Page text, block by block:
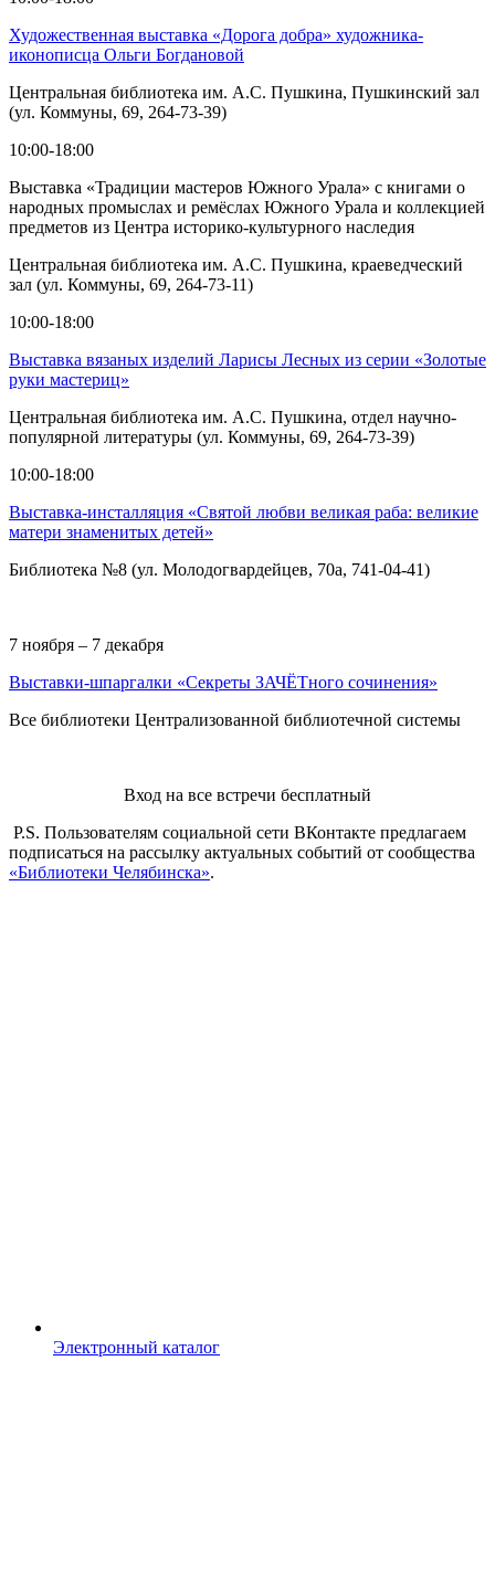
Художественная выставка «Дорога добра» художника-
иконописца Ольги Богдановой
Центральная библиотека им. А.С. Пушкина, Пушкинский зал
(ул. Коммуны, 69, 264-73-39)
10:00-18:00
Выставка «Традиции мастеров Южного Урала» с книгами о
народных промыслах и ремёслах Южного Урала и коллекцией
предметов из Центра историко-культурного наследия
Центральная библиотека им. А.С. Пушкина, краеведческий
зал (ул. Коммуны, 69, 264-73-11)
10:00-18:00
Выставка вязаных изделий Ларисы Лесных из серии «Золотые
руки мастериц»
Центральная библиотека им. А.С. Пушкина, отдел научно-
популярной литературы (ул. Коммуны, 69, 264-73-39)
10:00-18:00
Выставка-инсталляция «Святой любви великая раба: великие
матери знаменитых детей»
Библиотека №8 (ул. Молодогвардейцев, 70а, 741-04-41)
7 ноября – 7 декабря
Выставки-шпаргалки «Секреты ЗАЧЁТного сочинения»
Все библиотеки Централизованной библиотечной системы
Вход на все встречи бесплатный
P.S. Пользователям социальной сети ВКонтакте предлагаем
подписаться на рассылку актуальных событий от сообщества
«Библиотеки Челябинска».
Электронный каталог